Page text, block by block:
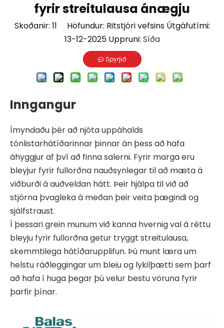
fyrir streitulausa ánægju
Skoðanir: 11 Höfundur: Ritstjóri vefsins Útgáfutími:
13-12-2025 Uppruni: Síða
Spyrjið
Inngangur
Ímyndaðu þér að njóta uppáhalds
tónlistarhátíðarinnar þinnar án þess að hafa
áhyggjur af því að finna salerni. Fyrir marga eru
bleyjur fyrir fullorðna nauðsynlegar til að mæta á
viðburði á auðveldan hátt. Þeir hjálpa til við að
stjórna þvagleka á meðan þeir veita þægindi og
sjálfstraust.
Í þessari grein munum við kanna hvernig val á réttu
bleyju fyrir fullorðna getur tryggt streitulausa,
skemmtilega hátíðarupplifun. Þú munt læra um
helstu ráðleggingar um bleiu og lykilþætti sem þarf
að hafa í huga þegar þú velur bestu vöruna fyrir
þarfir þínar.